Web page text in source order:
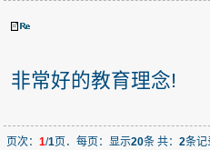
非常好的教育理念!
页次： 1/1页．每页：显示20条 共： 2条记